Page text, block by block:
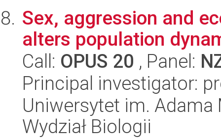
Sex, aggression and
alters population
Call: OPUS 20 , Panel:
Principal investigator:
Uniwersytet im.
Wydział Biologii